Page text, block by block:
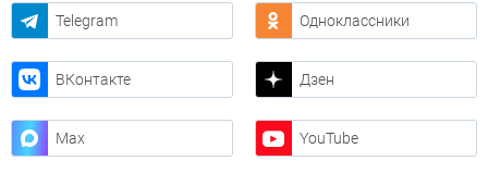
Telegram Одноклассники
ВКонтакте Дзен
Max YouTube